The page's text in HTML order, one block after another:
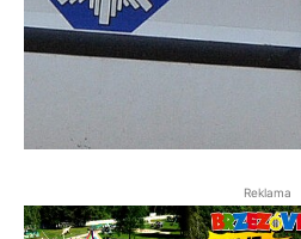
Reklama